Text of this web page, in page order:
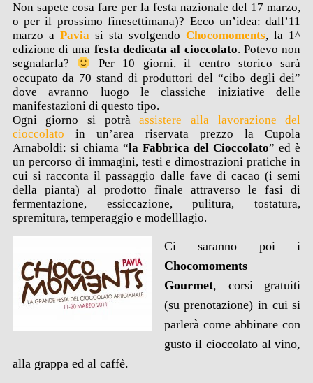
Non sapete cosa fare per la festa nazionale del 17 marzo,
o per il prossimo finesettimana)? Ecco un’idea: dall’11
marzo a Pavia si sta svolgendoChocomoments, la 1^
edizione di una festa dedicata al cioccolato. Potevo non
segnalarla?
Per 10 giorni, il centro storico sarà
occupato da 70 stand di produttori del “cibo degli dei”
dove avranno luogo le classiche iniziative delle
manifestazioni di questo tipo.
Ogni giorno si potrà assistere alla lavorazione del
cioccolato
in un’area riservata prezzo la Cupola
Arnaboldi: si chiama “la Fabbrica del Cioccolato” ed è
un percorso di immagini, testi e dimostrazioni pratiche in
cui si racconta il passaggio dalle fave di cacao (i semi
della pianta) al prodotto finale attraverso le fasi di
fermentazione, essiccazione, pulitura, tostatura,
spremitura, temperaggio e modelllagio.
Ci saranno poi i
Chocomoments
Gourmet, corsi gratuiti
(su prenotazione) in cui si
parlerà come abbinare con
gusto il cioccolato al vino,
alla grappa ed al caffè.